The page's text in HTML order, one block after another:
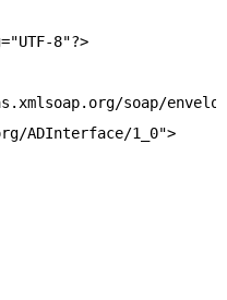
8"?>
soap/
ADInterface/1_0">